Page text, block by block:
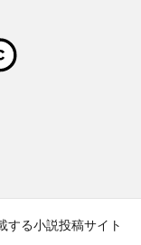
する小説投稿サイト